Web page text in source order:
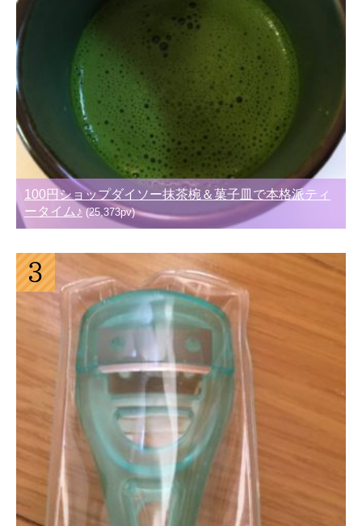
100円ショップダイソー抹茶椀＆菓子皿で本格派ティ
ータイム♪ (25,373pv)